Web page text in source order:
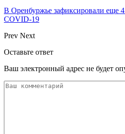
В Оренбуржье зафиксировали еще 4
COVID-19
Prev Next
Оставьте ответ
Ваш электронный адрес не будет